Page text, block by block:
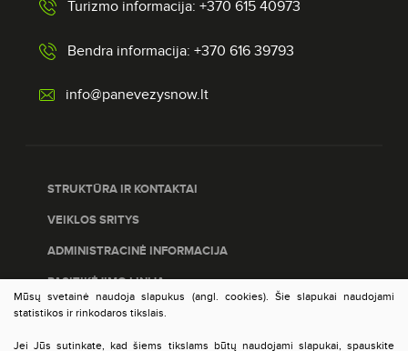
Turizmo informacija: +370 615 40973
Bendra informacija: +370 616 39793
info@panevezysnow.lt
STRUKTŪRA IR KONTAKTAI
VEIKLOS SRITYS
ADMINISTRACINĖ INFORMACIJA
PASITIKĖJIMO LINIJA
PASLAUGŲ ĮVERTINIMAS
DUOMENŲ APSAUGA
Mūsų svetainė naudoja slapukus (angl. cookies). Šie slapukai naudojami
statistikos ir rinkodaros tikslais.
Jei Jūs sutinkate, kad šiems tikslams būtų naudojami slapukai, spauskite